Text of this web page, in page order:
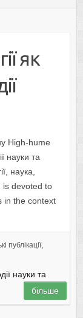
як
High-hume
науки та
наука,
is devoted to
in the context
публікації,
науки та
більше